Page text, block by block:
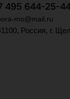
495 644-25-
mo@mail.ru
Россия, г.